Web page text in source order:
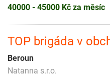
40000 - 45000 Kč za měsíc
TOP brigáda v
Beroun
Natanna s.r.o.